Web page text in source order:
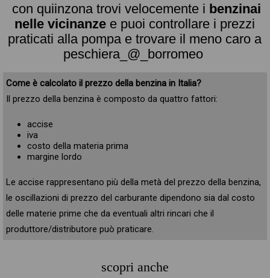
con quiinzona trovi velocemente i benzinai
nelle vicinanze e puoi controllare i prezzi
praticati alla pompa e trovare il meno caro a
peschiera_@_borromeo
Come è calcolato il prezzo della benzina in Italia?
Il prezzo della benzina è composto da quattro fattori:
accise
iva
costo della materia prima
margine lordo
Le accise rappresentano più della metà del prezzo della benzina,
le oscillazioni di prezzo del carburante dipendono sia dal costo
delle materie prime che da eventuali altri rincari che il
produttore/distributore può praticare.
scopri anche